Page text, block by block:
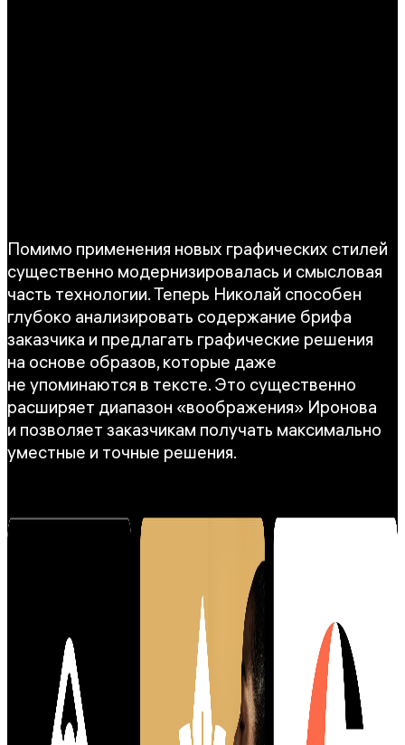
Помимо применения новых графических стилей
существенно модернизировалась и смысловая
часть технологии. Теперь Николай способен
глубоко анализировать содержание брифа
заказчика и предлагать графические решения
на основе образов, которые даже
не упоминаются в тексте. Это существенно
расширяет диапазон «воображения» Иронова
и позволяет заказчикам получать максимально
уместные и точные решения.